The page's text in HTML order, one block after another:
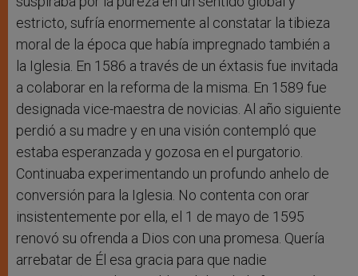
estricto, sufría enormemente al constatar la tibieza
moral de la época que había impregnado también a
la Iglesia. En 1586 a través de un éxtasis fue invitada
a colaborar en la reforma de la misma. En 1589 fue
designada vice-maestra de novicias. Al año siguiente
perdió a su madre y en una visión contempló que
estaba esperanzada y gozosa en el purgatorio.
Continuaba experimentando un profundo anhelo de
conversión para la Iglesia. No contenta con orar
insistentemente por ella, el 1 de mayo de 1595
renovó su ofrenda a Dios con una promesa. Quería
arrebatar de Él esa gracia para que nadie